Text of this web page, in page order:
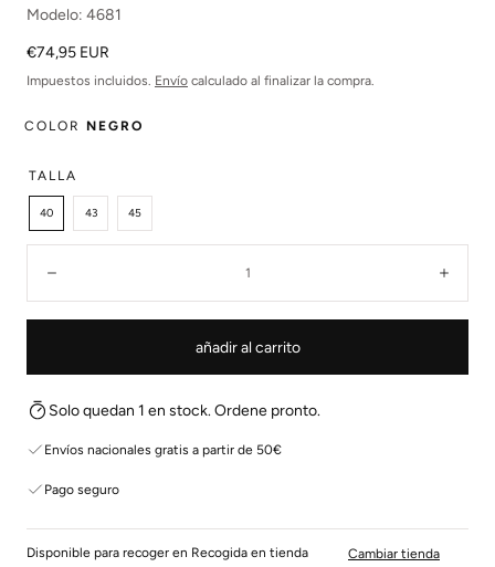
en
modal
Modelo: 4681
Precio
regular
€74,95 EUR
Impuestos incluidos. Envío calculado al finalizar la compra.
COLOR NEGRO
TALLA
40 43 45
añadir al carrito
Solo quedan 1 en stock. Ordene pronto.
Envíos nacionales gratis a partir de 50€
Pago seguro
Disponible para recoger en Recogida en tienda Cambiar tienda